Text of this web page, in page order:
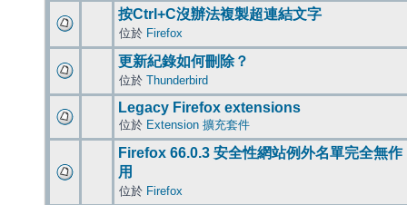
按Ctrl+C沒辦法複製超連結文字
位於 Firefox
更新紀錄如何刪除？
位於 Thunderbird
Legacy Firefox extensions
位於 Extension 擴充套件
Firefox 66.0.3 安全性網站例外名單完全無作
用
位於 Firefox